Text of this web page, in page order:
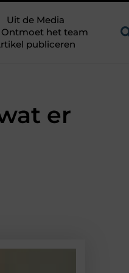
Uit de Media
Ontmoet het team
publiceren
er